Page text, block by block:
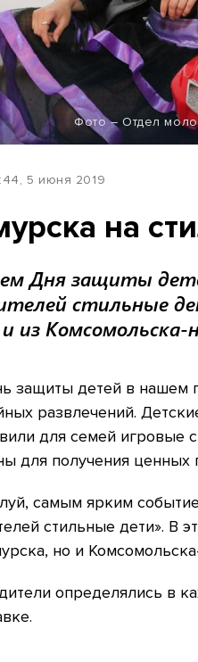
Фото – Отдел
5 июня 2019
на
Дня защиты
стильные
из
защиты детей в нашем
развлечений.
для семей игровые
для получения ценных
самым ярким
стильные дети». В
но и
определялись в